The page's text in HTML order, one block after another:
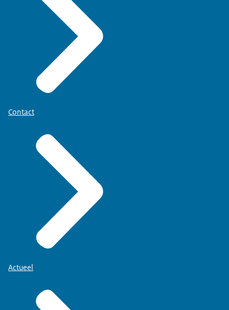
Contact
Actueel